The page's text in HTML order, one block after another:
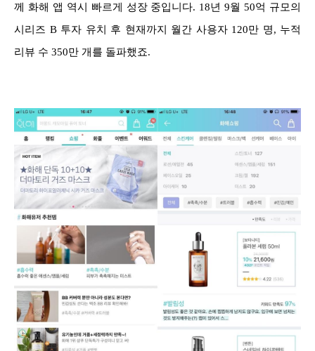
께 화해 앱 역시 빠르게 성장 중입니다. 18년 9월 50억 규모의
시리즈 B 투자 유치 후 현재까지 월간 사용자 120만 명, 누적
리뷰 수 350만 개를 돌파했죠.